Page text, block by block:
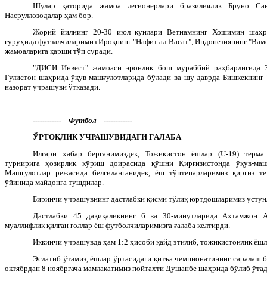
Шулар қаторида жамоа легионерлари бразилиялик Бруно
Насруллозодалар ҳам бор.
Жорий йилнинг 20-30 июл кунлари Ветнамнинг Хошимин
гуруҳида футзалчиларимиз Ироқнинг "Нафит ал-Васат", Индонезиянинг
жамоаларига қарши тўп суради.
"ДИСИ Инвест" жамоаси эронлик бош мураббий раҳбарлигида
Гулистон шаҳрида ўқув-машғулотларида бўлади ва шу даврда
назорат учрашуви ўтказади.
------------ Футбол ------------
ЎРТОҚЛИК УЧРАШУВИДАГИ ҒАЛАБА
Илгари хабар берганимиздек, Тожикистон ёшлар (U-19) терма
турнирига ҳозирлик кўриш доирасида қўшни Қирғизистонда ўқув-
Машғулотлар режасида белгиланганидек, ёш тўптепарларимиз қирғиз
ўйинида майдонга тушдилар.
Биринчи учрашувнинг дастлабки қисми тўлиқ юртдошларимиз
Дастлабки 45 дақиқаликнинг 6 ва 30-минутларида Ахтамжон
муаллифлик қилган голлар ёш футболчиларимизга ғалаба келтирди.
Иккинчи учрашувда ҳам 1:2 ҳисоби қайд этилиб, тожикистонлик
Эслатиб ўтамиз, ёшлар ўртасидаги қитъа чемпионатининг
октябрдан 8 ноябргача мамлакатимиз пойтахти Душанбе шаҳрида бўлиб